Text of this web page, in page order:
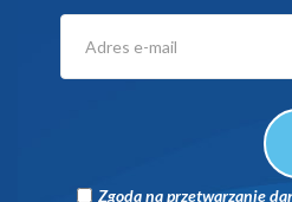
Zgoda na przetwarzanie